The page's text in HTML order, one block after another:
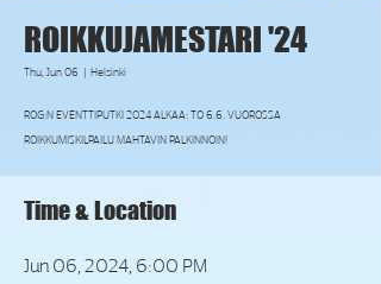
ROIKKUJAMESTARI '24
Thu, Jun 06
  |
Helsinki
ROG:N EVENTTIPUTKI 2024 ALKAA: TO 6.6. VUOROSSA
ROIKKUMISKILPAILU MAHTAVIN PALKINNOIN!
Time & Location
Jun 06, 2024, 6:00 PM